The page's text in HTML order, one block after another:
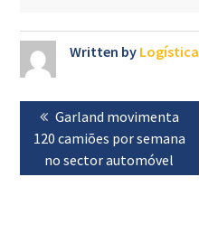
Written by
Navegação
artigos
Previous
post:
Garland movimenta
120 camiões por semana
no sector automóvel